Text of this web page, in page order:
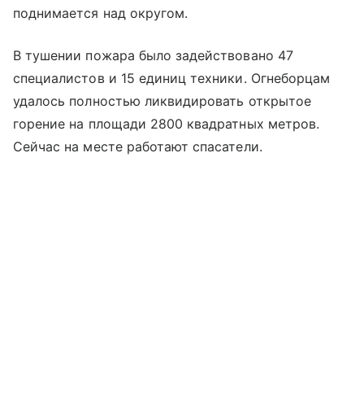
поднимается над округом.
В тушении пожара было задействовано 47
специалистов и 15 единиц техники. Огнеборцам
удалось полностью ликвидировать открытое
горение на площади 2800 квадратных метров.
Сейчас на месте работают спасатели.